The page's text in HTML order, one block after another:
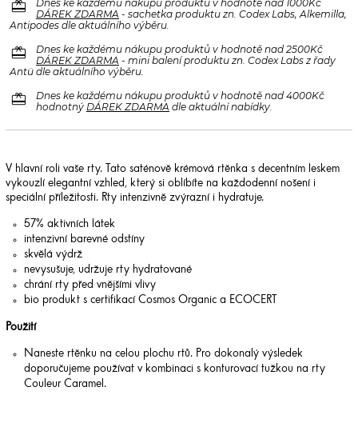
redeem
Dnes ke každému nákupu produktů v hodnotě nad 1000Kč
DÁREK ZDARMA - sachetka produktu zn. Codex Labs, Alkemilla,
Antipodes dle aktuálního výběru.
redeem
Dnes ke každému nákupu produktů v hodnotě nad 2500Kč
DÁREK ZDARMA - mini balení produktu zn. Codex Labs z řady
Antü dle aktuálního výběru.
redeem
Dnes ke každému nákupu produktů v hodnotě nad 4000Kč
hodnotný DÁREK ZDARMA dle aktuální nabídky.
V hlavní roli vaše rty. Tato saténově krémová rtěnka s decentním leskem
vykouzlí elegantní vzhled, který si oblíbíte na každodenní nošení i
speciální příležitosti. Rty intenzivně zvýrazní i hydratuje.
57% aktivních látek
intenzivní barevné odstíny
skvělá výdrž
nevysušuje, udržuje rty hydratované
chrání rty před vnějšími vlivy
bio produkt s certifikací Cosmos Organic a ECOCERT
Použití
Naneste rtěnku na celou plochu rtů. Pro dokonalý výsledek
doporučujeme používat v kombinaci s konturovací tužkou na rty
Couleur Caramel.